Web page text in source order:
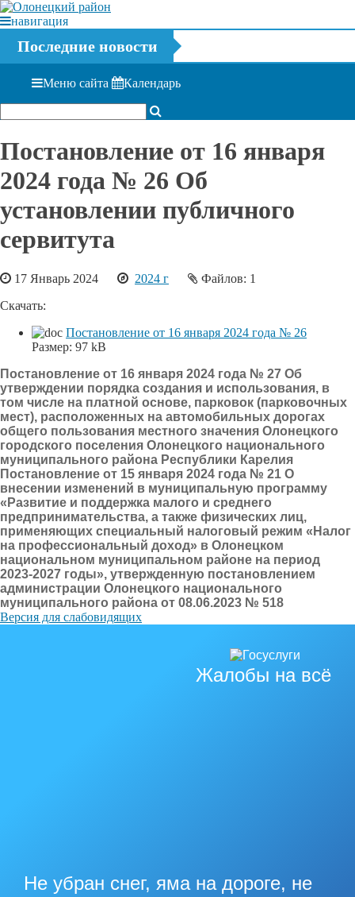
навигация
Последние новости
Меню сайта Календарь
Постановление от 16 января
2024 года № 26 Об
установлении публичного
сервитута
17 Январь 2024 2024 г
Файлов: 1
Скачать:
Постановление от 16 января 2024 года № 26
Размер: 97 kB
Постановление от 16 января 2024 года № 27 Об
утверждении порядка создания и использования, в
том числе на платной основе, парковок (парковочных
мест), расположенных на автомобильных дорогах
общего пользования местного значения Олонецкого
городского поселения Олонецкого национального
муниципального района Республики Карелия
Постановление от 15 января 2024 года № 21 О
внесении изменений в муниципальную программу
«Развитие и поддержка малого и среднего
предпринимательства, а также физических лиц,
применяющих специальный налоговый режим «Налог
на профессиональный доход» в Олонецком
национальном муниципальном районе на период
2023-2027 годы», утвержденную постановлением
администрации Олонецкого национального
муниципального района от 08.06.2023 № 518
Версия для слабовидящих
Жалобы на всё
Не убран снег, яма на дороге, не